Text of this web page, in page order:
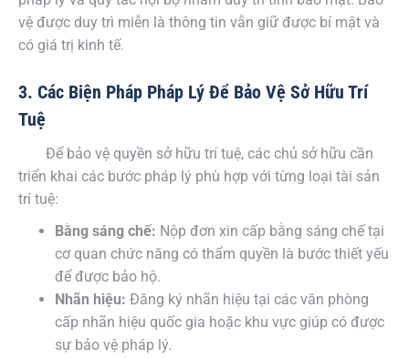
vệ được duy trì miễn là thông tin vẫn giữ được bí mật và
có giá trị kinh tế.
3. Các Biện Pháp Pháp Lý Để Bảo Vệ Sở Hữu Trí
Tuệ
Để bảo vệ quyền sở hữu trí tuệ, các chủ sở hữu cần
triển khai các bước pháp lý phù hợp với từng loại tài sản
trí tuệ:
Bằng sáng chế: Nộp đơn xin cấp bằng sáng chế tại
cơ quan chức năng có thẩm quyền là bước thiết yếu
để được bảo hộ.
Nhãn hiệu: Đăng ký nhãn hiệu tại các văn phòng
cấp nhãn hiệu quốc gia hoặc khu vực giúp có được
sự bảo vệ pháp lý.